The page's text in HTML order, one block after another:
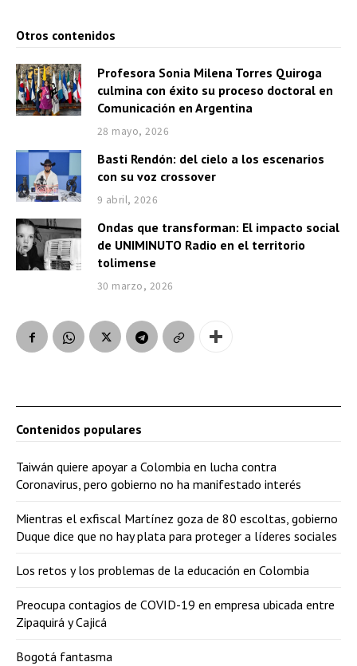
Otros contenidos
Profesora Sonia Milena Torres Quiroga
culmina con éxito su proceso doctoral en
Comunicación en Argentina
28 mayo, 2026
Basti Rendón: del cielo a los escenarios
con su voz crossover
9 abril, 2026
Ondas que transforman: El impacto social
de UNIMINUTO Radio en el territorio
tolimense
30 marzo, 2026
Contenidos populares
Taiwán quiere apoyar a Colombia en lucha contra
Coronavirus, pero gobierno no ha manifestado interés
Mientras el exfiscal Martínez goza de 80 escoltas, gobierno
Duque dice que no hay plata para proteger a líderes sociales
Los retos y los problemas de la educación en Colombia
Preocupa contagios de COVID-19 en empresa ubicada entre
Zipaquirá y Cajicá
Bogotá fantasma